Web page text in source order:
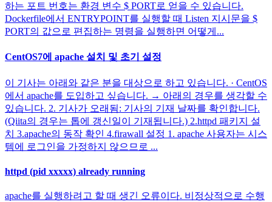
하는 포트 번호는 환경 변수 $ PORT로 얻을 수 있습니다.
Dockerfile에서 ENTRYPOINT를 실행할 때 Listen 지시문을 $
PORT의 값으로 편집하는 명령을 실행하면 어떻게...
CentOS7에 apache 설치 및 초기 설정
이 기사는 아래와 같은 분을 대상으로 하고 있습니다. · CentOS
에서 apache를 도입하고 싶습니다. → 아래의 경우를 생각할 수
있습니다. 2. 기사가 오래됨: 기사의 기재 날짜를 확인합니다.
(Qiita의 경우는 톱에 갱신일이 기재됩니다.) 2.httpd 패키지 설
치 3.apache의 동작 확인 4.firawall 설정 1. apache 사용자는 시스
템에 로그인을 가정하지 않으므로 ...
httpd (pid xxxxx) already running
apache를 실행하려고 할 때 생긴 오류이다. 비정상적으로 수행